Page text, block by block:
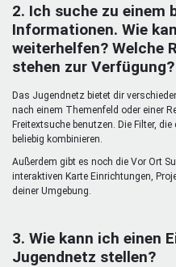
2. Ich suche zu einem
Informationen. Wie
weiterhelfen? Welche
stehen zur Verfügung?
Das Jugendnetz bietet dir
nach einem Themenfeld oder einer
Freitextsuche benutzen. Die Filter,
beliebig kombinieren.
Außerdem gibt es noch die Vor Ort
interaktiven Karte Einrichtungen,
deiner Umgebung.
3. Wie kann ich einen
Jugendnetz stellen?